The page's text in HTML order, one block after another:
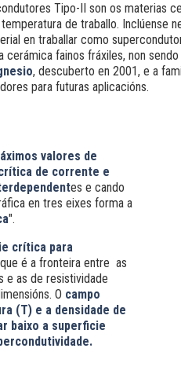
Tipo-II son os materias
de traballo. Inclúense
en traballar como
cerámica fainos fráxiles, non
, descuberto en 2001, e a
para futuras aplicacións.
valores de
de corrente e
es e cando
en tres eixes forma a
".
crítica para
é a fronteira entre as
e as de resistividade
O campo
(T) e a densidade de
baixo a superficie